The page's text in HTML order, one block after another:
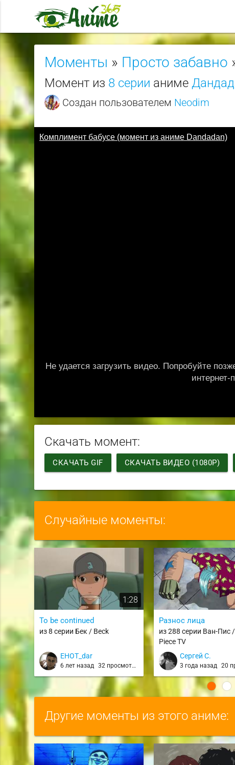
Моменты » Просто забавно
Момент из 8 серии аниме
Создан пользователем Neodim
Скачать момент:
СКАЧАТЬ GIF СКАЧАТЬ ВИДЕО (1080P)
Случайные моменты:
1:28
To be continued
из 8 серии Бек / Beck
EHOT_dar
6 лет назад 32 просмотра
Разнос лица
из 288 серии Ван-Пис
Piece TV
Сергей С.
3 года назад 20
Другие моменты из этого аниме: